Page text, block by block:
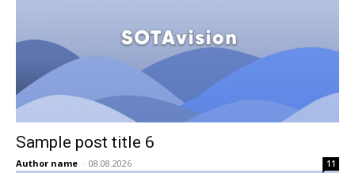
Sample post title 6
Author name - 08.08.2026 11